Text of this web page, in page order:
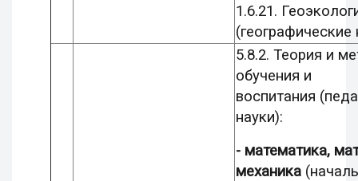
1.6.21.
(географические
5.8.2. Теория и
обучения и
воспитания
науки):
- математика,
механика